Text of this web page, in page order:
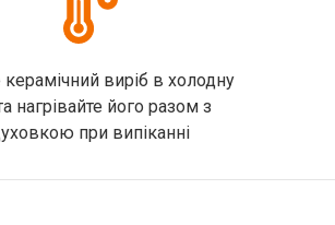
керамічний виріб в холодну
нагрівайте його разом з
при випіканні